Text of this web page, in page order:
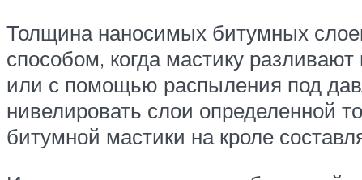
Толщина наносимых битумных
способом, когда мастику
или с помощью распыления под
нивелировать слои определенной
битумной мастики на кроле